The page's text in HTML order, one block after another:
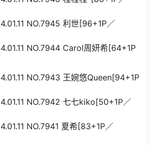
NO.7945 利世[96+1P／
NO.7944 Carol周妍希[64+1P
NO.7943 王婉悠Queen[94+1P
NO.7942 七七kiko[50+1P／
NO.7941 夏希[83+1P／